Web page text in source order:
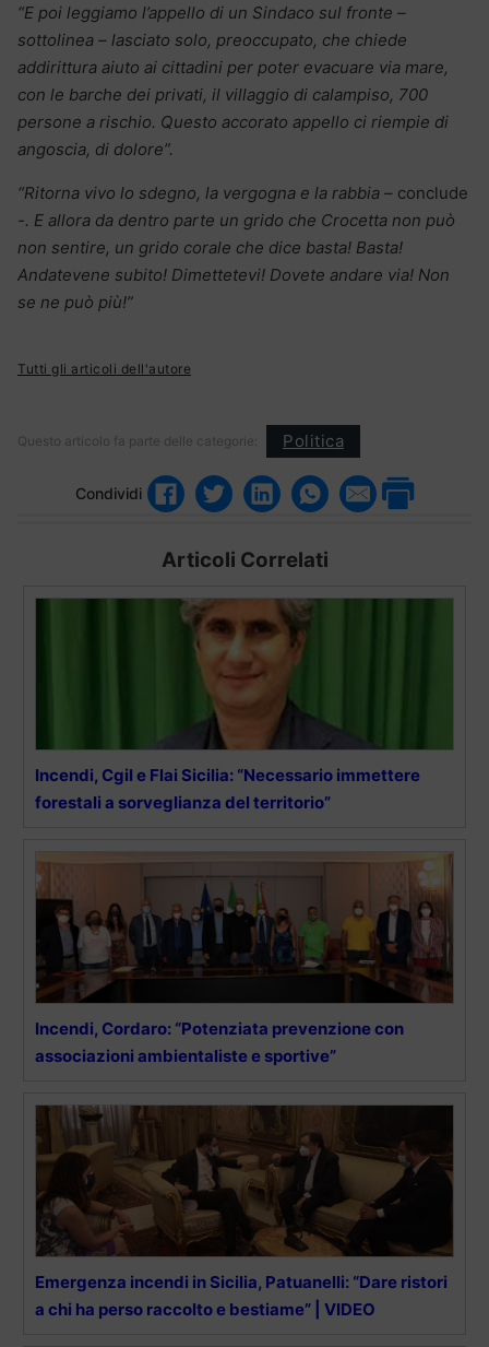
“E poi leggiamo l’appello di un Sindaco sul fronte –
sottolinea – lasciato solo, preoccupato, che chiede
addirittura aiuto ai cittadini per poter evacuare via mare,
con le barche dei privati, il villaggio di calampiso, 700
persone a rischio. Questo accorato appello ci riempie di
angoscia, di dolore”.
“Ritorna vivo lo sdegno, la vergogna e la rabbia – conclude
-. E allora da dentro parte un grido che Crocetta non può
non sentire, un grido corale che dice basta! Basta!
Andatevene subito! Dimettetevi! Dovete andare via! Non
se ne può più!”
Tutti gli articoli dell'autore
Questo articolo fa parte delle categorie: Politica
Condividi
Articoli Correlati
Incendi, Cgil e Flai Sicilia: “Necessario immettere
forestali a sorveglianza del territorio”
Incendi, Cordaro: “Potenziata prevenzione con
associazioni ambientaliste e sportive”
Emergenza incendi in Sicilia, Patuanelli: “Dare ristori
a chi ha perso raccolto e bestiame” | VIDEO